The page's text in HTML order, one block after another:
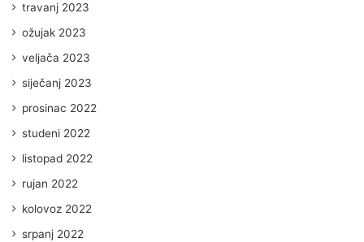
travanj 2023
ožujak 2023
veljača 2023
siječanj 2023
prosinac 2022
studeni 2022
listopad 2022
rujan 2022
kolovoz 2022
srpanj 2022